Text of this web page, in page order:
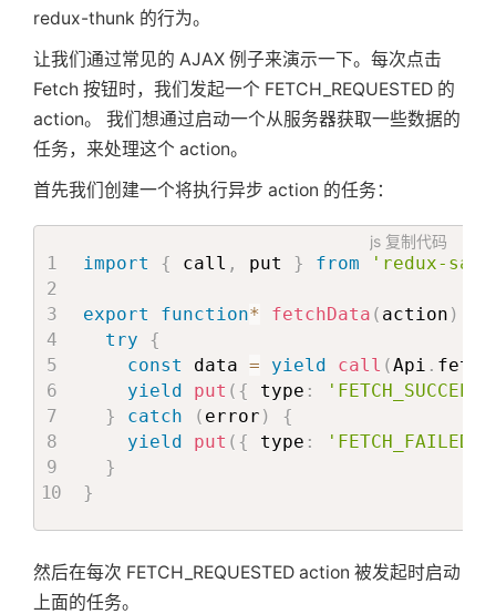
redux-thunk 的行为。
让我们通过常见的 AJAX 例子来演示一下。每次点击
Fetch 按钮时，我们发起一个 FETCH_REQUESTED 的
action。 我们想通过启动一个从服务器获取一些数据的
任务，来处理这个 action。
首先我们创建一个将执行异步 action 的任务：
js 复制代码
import { call , put } from 'redux-
export function* fetchData ( action )
try
{
const
data = yield call (Api .
yield
put ( { type :
}
catch ( error )
{
yield
put ( { type : 'FETCH_FAILED'
}
}
然后在每次 FETCH_REQUESTED action 被发起时启动
上面的任务。